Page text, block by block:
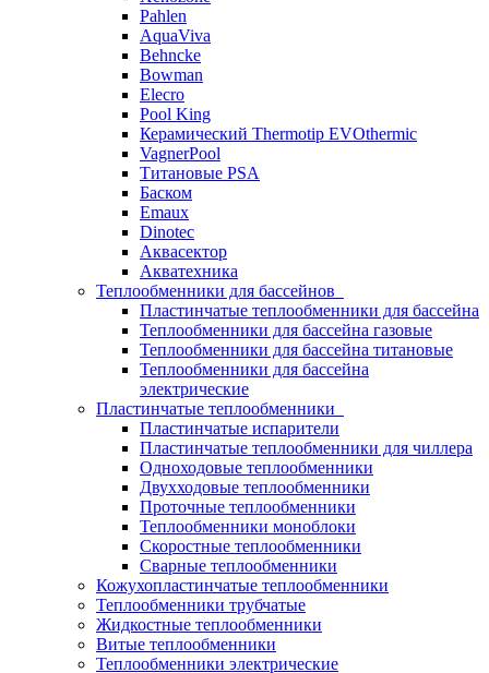
Pahlen
AquaViva
Behncke
Bowman
Elecro
Pool King
Керамический Thermotip EVOthermic
VagnerPool
Титановые PSA
Баском
Emaux
Dinotec
Аквасектор
Акватехника
Теплообменники для бассейнов
Пластинчатые теплообменники для бассейна
Теплообменники для бассейна газовые
Теплообменники для бассейна титановые
Теплообменники для бассейна
электрические
Пластинчатые теплообменники
Пластинчатые испарители
Пластинчатые теплообменники для чиллера
Одноходовые теплообменники
Двухходовые теплообменники
Проточные теплообменники
Теплообменники моноблоки
Скоростные теплообменники
Сварные теплообменники
Кожухопластинчатые теплообменники
Теплообменники трубчатые
Жидкостные теплообменники
Витые теплообменники
Теплообменники электрические